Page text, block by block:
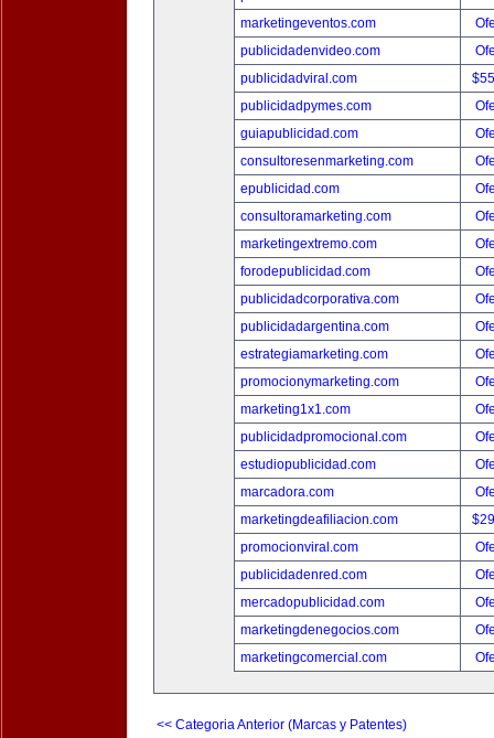
marketingeventos.com
publicidadenvideo.com
publicidadviral.com
publicidadpymes.com
guiapublicidad.com
consultoresenmarketing.com
epublicidad.com
consultoramarketing.com
marketingextremo.com
forodepublicidad.com
publicidadcorporativa.com
publicidadargentina.com
estrategiamarketing.com
promocionymarketing.com
marketing1x1.com
publicidadpromocional.com
estudiopublicidad.com
marcadora.com
marketingdeafiliacion.com
promocionviral.com
publicidadenred.com
mercadopublicidad.com
marketingdenegocios.com
marketingcomercial.com
<< Categoria Anterior (Marcas y Patentes)